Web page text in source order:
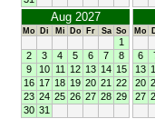
Aug 2027
Mo Di Mi Do Fr Sa So
1
2
3 4 5 6 7
8
9
10 11 12 13 14 15
16 17 18 19 20 21 22
23 24 25 26 27 28 29
30 31
Mo
6
13
20
27